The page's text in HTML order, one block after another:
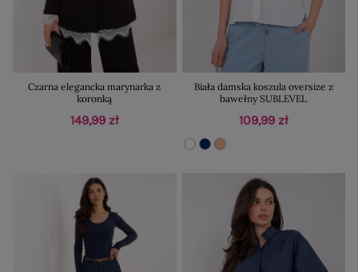
Czarna elegancka marynarka z
koronką
149,99 zł
Biała damska koszula oversize z
bawełny SUBLEVEL
109,99 zł